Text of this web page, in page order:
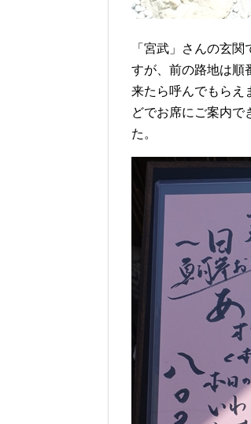
「宮武」さんの玄
すが、前の路地は順
来たら呼んでもらえ
どでお席にご案内で
た。